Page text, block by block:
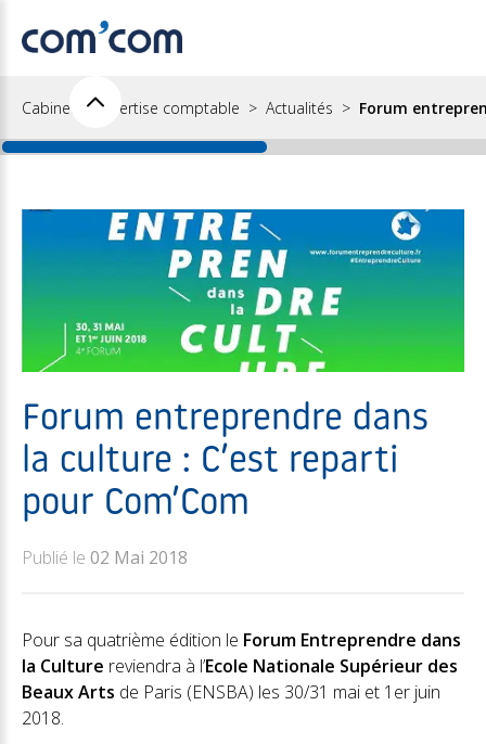
Cabinet d'expertise comptable Actualités Forum
Forum entreprendre dans
la culture : C’est reparti
pour Com’Com
Publié le 02 Mai 2018
Pour sa quatrième édition le Forum Entreprendre dans
la Culture reviendra à l’Ecole Nationale Supérieur des
Beaux Arts de Paris (ENSBA) les 30/31 mai et 1er juin
2018.